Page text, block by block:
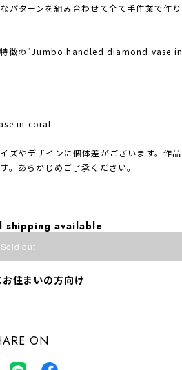
パターンを組み合わせて全て手作業で作り
特徴の"Jumbo handled diamond vase in
in coral
ズやデザインに個体差がございます。作品
。あらかじめご了承ください。
shipping available
Sold out
住まいの方向け
ON